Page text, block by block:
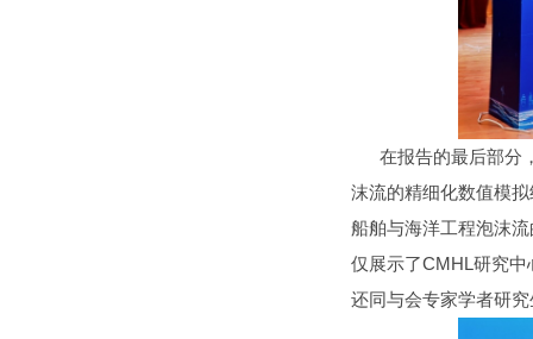
在报告的最后部分，
沫流的精细化数值模
船舶与海洋工程泡沫
仅展示了CMHL研究
还同与会专家学者研